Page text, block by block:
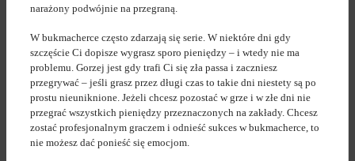
narażony podwójnie na przegraną.
W bukmacherce często zdarzają się serie. W niektóre dni gdy
szczęście Ci dopisze wygrasz sporo pieniędzy – i wtedy nie ma
problemu. Gorzej jest gdy trafi Ci się zła passa i zaczniesz
przegrywać – jeśli grasz przez długi czas to takie dni niestety są po
prostu nieuniknione. Jeżeli chcesz pozostać w grze i w złe dni nie
przegrać wszystkich pieniędzy przeznaczonych na zakłady. Chcesz
zostać profesjonalnym graczem i odnieść sukces w bukmacherce, to
nie możesz dać ponieść się emocjom.